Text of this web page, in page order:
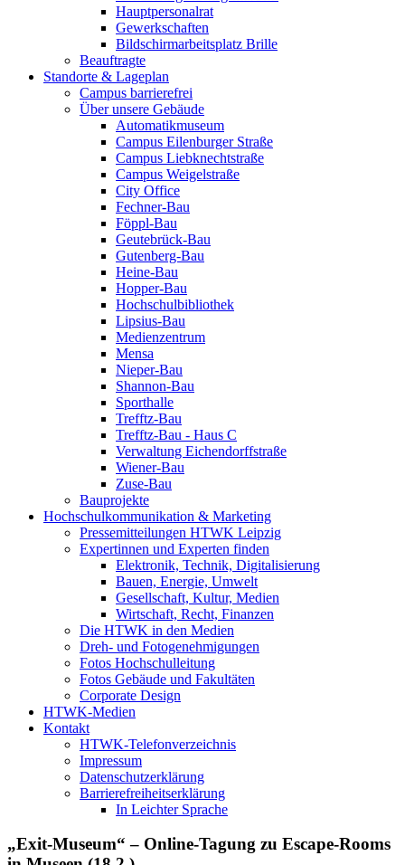
Hauptpersonalrat
Gewerkschaften
Bildschirmarbeitsplatz Brille
Beauftragte
Standorte & Lageplan
Campus barrierefrei
Über unsere Gebäude
Automatikmuseum
Campus Eilenburger Straße
Campus Liebknechtstraße
Campus Weigelstraße
City Office
Fechner-Bau
Föppl-Bau
Geutebrück-Bau
Gutenberg-Bau
Heine-Bau
Hopper-Bau
Hochschulbibliothek
Lipsius-Bau
Medienzentrum
Mensa
Nieper-Bau
Shannon-Bau
Sporthalle
Trefftz-Bau
Trefftz-Bau - Haus C
Verwaltung Eichendorffstraße
Wiener-Bau
Zuse-Bau
Bauprojekte
Hochschulkommunikation & Marketing
Pressemitteilungen HTWK Leipzig
Expertinnen und Experten finden
Elektronik, Technik, Digitalisierung
Bauen, Energie, Umwelt
Gesellschaft, Kultur, Medien
Wirtschaft, Recht, Finanzen
Die HTWK in den Medien
Dreh- und Fotogenehmigungen
Fotos Hochschulleitung
Fotos Gebäude und Fakultäten
Corporate Design
HTWK-Medien
Kontakt
HTWK-Telefonverzeichnis
Impressum
Datenschutzerklärung
Barrierefreiheitserklärung
In Leichter Sprache
„Exit-Museum“ – Online-Tagung zu Escape-Rooms